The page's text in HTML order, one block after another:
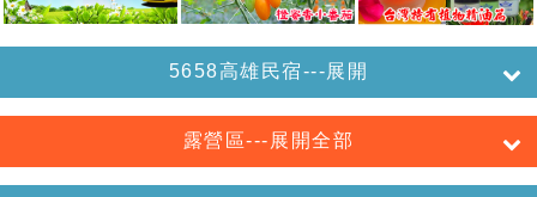
5658高雄民宿---展開
露營區---展開全部